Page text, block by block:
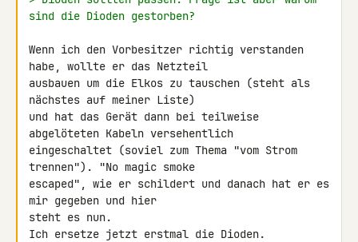
sind die Dioden gestorben?
Wenn ich den Vorbesitzer richtig verstanden
habe, wollte er das Netzteil
ausbauen um die Elkos zu tauschen (steht als
nächstes auf meiner Liste)
und hat das Gerät dann bei teilweise
abgelöteten Kabeln versehentlich
eingeschaltet (soviel zum Thema "vom Strom
trennen"). "No magic smoke
escaped", wie er schildert und danach hat er es
mir gegeben und hier
steht es nun.
Ich ersetze jetzt erstmal die Dioden.